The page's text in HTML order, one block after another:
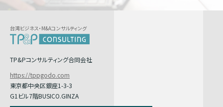
台湾ビジネス・M&Aコンサルティング
TP&Pコンサルティング合同会社
https://tppgodo.com
東京都中央区銀座1-3-3
G1ビル7階BUSICO.GINZA